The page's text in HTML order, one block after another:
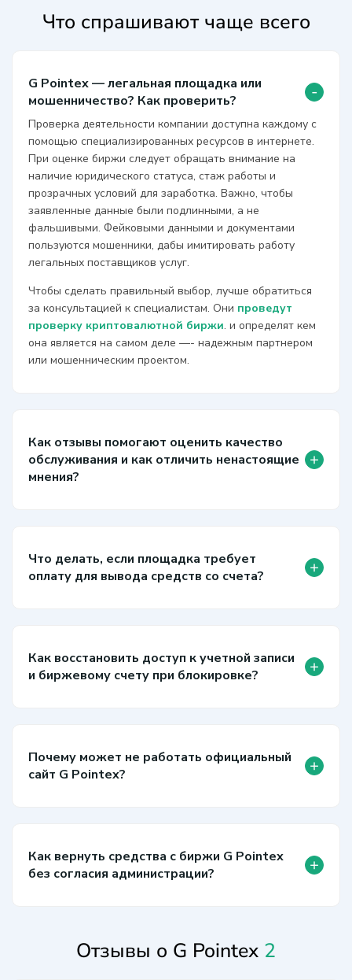
Что спрашивают чаще всего
G Pointex — легальная площадка или
мошенничество? Как проверить?
-
Проверка деятельности компании доступна каждому с
помощью специализированных ресурсов в интернете.
При оценке биржи следует обращать внимание на
наличие юридического статуса, стаж работы и
прозрачных условий для заработка. Важно, чтобы
заявленные данные были подлинными, а не
фальшивыми. Фейковыми данными и документами
пользуются мошенники, дабы имитировать работу
легальных поставщиков услуг.
Чтобы сделать правильный выбор, лучше обратиться
за консультацией к специалистам. Они проведут
проверку криптовалютной биржи. и определят кем
она является на самом деле —- надежным партнером
или мошенническим проектом.
Как отзывы помогают оценить качество
обслуживания и как отличить ненастоящие
мнения?
+
Что делать, если площадка требует
оплату для вывода средств со счета?
+
Как восстановить доступ к учетной записи
и биржевому счету при блокировке?
+
Почему может не работать официальный
сайт G Pointex?
+
Как вернуть средства с биржи G Pointex
без согласия администрации?
+
Отзывы о G Pointex 2